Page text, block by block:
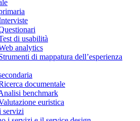
di usabilità
analytics
di mappatura dell’esperienza
documentale
benchmark
euristica
servizi